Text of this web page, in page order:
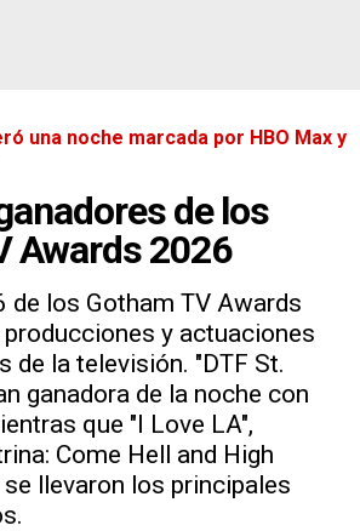
una noche marcada por HBO Max y
de los
Awards 2026
de los Gotham TV Awards
y actuaciones
de la televisión. "DTF St.
ganadora de la noche con
que "I Love LA",
Come Hell and High
llevaron los principales